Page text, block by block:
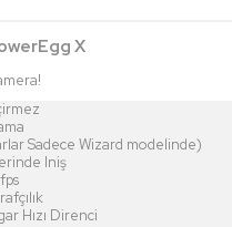
X
Sadece Wizard modelinde)
Iniş
Hızı Direnci